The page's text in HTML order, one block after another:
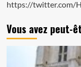
https://twitter.com/
Vous avez peut-